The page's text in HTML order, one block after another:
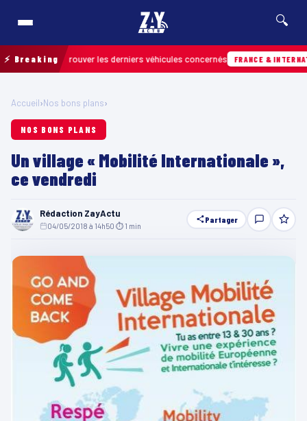
🔍
⚡ Breaking
pour retrouver les derniers véhicules concernés FRANCE &
Accueil›Nos bons plans›
NOS BONS PLANS
Un village « Mobilité Internationale »,
ce vendredi
Rédaction ZayActu
04/05/2018 à 14h50 ⏱ 1 min
Partager